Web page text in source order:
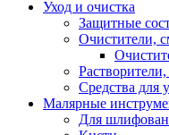
Уход и очистка
Защитные
Очистители,
Растворители,
Средства для
Малярные
Для